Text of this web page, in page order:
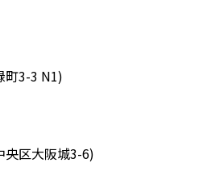
町3-3 N1)
央区大阪城3-6)